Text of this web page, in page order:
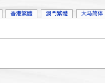
香港繁體 澳門繁體 大马简体